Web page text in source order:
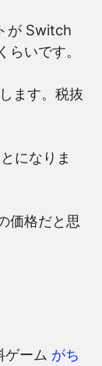
が Switch
いです。
ます。税抜
になりま
価格だと思
ゲーム がち